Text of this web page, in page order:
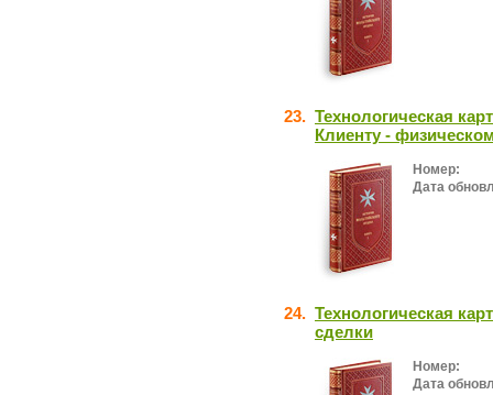
23. Технологическая
Клиенту -
Номер:
Дата
24. Технологическая
сделки
Номер:
Дата